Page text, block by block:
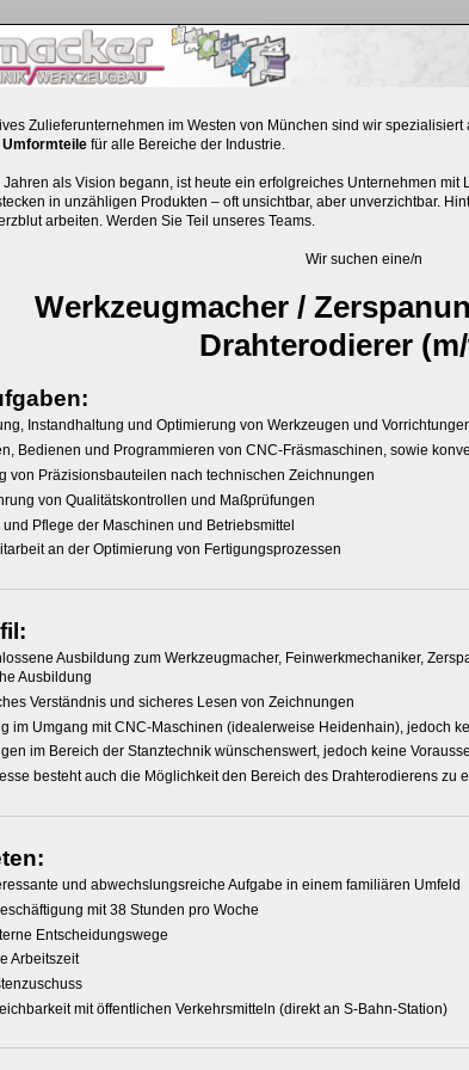
Zulieferunternehmen im Westen von München sind wir spezialisiert
Umformteile für alle Bereiche der Industrie.
Jahren als Vision begann, ist heute ein erfolgreiches Unternehmen mit
in unzähligen Produkten – oft unsichtbar, aber unverzichtbar.
arbeiten. Werden Sie Teil unseres Teams.
Wir suchen eine/n
Werkzeugmacher /
Drahterodierer
Instandhaltung und Optimierung von Werkzeugen und
Bedienen und Programmieren von CNC-Fräsmaschinen, sowie
von Präzisionsbauteilen nach technischen Zeichnungen
von Qualitätskontrollen und Maßprüfungen
und Pflege der Maschinen und Betriebsmittel
an der Optimierung von Fertigungsprozessen
Ausbildung zum Werkzeugmacher, Feinwerkmechaniker,
Ausbildung
Verständnis und sicheres Lesen von Zeichnungen
im Umgang mit CNC-Maschinen (idealerweise Heidenhain), jedoch
im Bereich der Stanztechnik wünschenswert, jedoch keine
besteht auch die Möglichkeit den Bereich des Drahterodierens zu
und abwechslungsreiche Aufgabe in einem familiären Umfeld
mit 38 Stunden pro Woche
Entscheidungswege
Arbeitszeit
mit öffentlichen Verkehrsmitteln (direkt an S-Bahn-Station)